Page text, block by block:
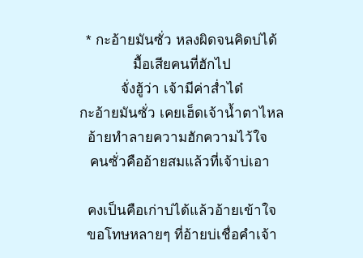
* กะอ้ายมันซั่ว หลงผิดจนคิดบ่ได้
มื้อเสียคนที่ฮักไป
จั่งฮู้ว่า เจ้ามีค่าส่ำได๋
กะอ้ายมันซั่ว เคยเฮ็ดเจ้าน้ำตาไหล
อ้ายทำลายความฮักความไว้ใจ
คนซั่วคืออ้ายสมแล้วที่เจ้าบ่เอา
คงเป็นคือเก่าบ่ได้แล้วอ้ายเข้าใจ
ขอโทษหลายๆ ที่อ้ายบ่เชื่อคำเจ้า